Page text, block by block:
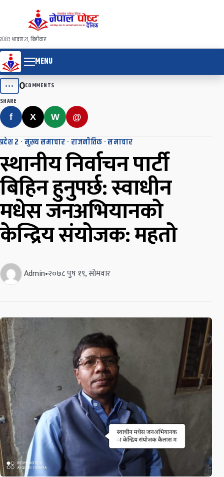
२०८३ श्रावण २१, बिहीवार
MENU
••• 0COMMENTS
SHARE
f X W @
प्रदेश २ · मुख्य समाचार · राजनीतिक ·समाचार
स्थानीय निर्वाचन पार्टी
बिहिन हुनुपर्छ: स्वाधीन
मधेस जनअभियानको
केन्द्रिय संयोजक: महतो
Admin•२०७८ पुष १९, सोमवार